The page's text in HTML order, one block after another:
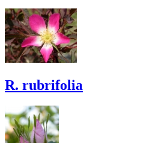
R. rubrifolia